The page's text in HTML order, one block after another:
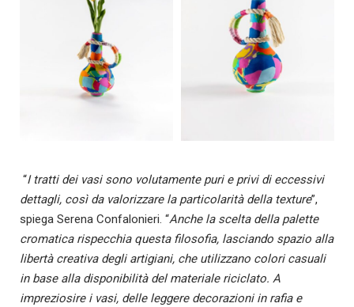
“I tratti dei vasi sono volutamente puri e privi di eccessivi
dettagli, così da valorizzare la particolarità della texture”,
spiega Serena Confalonieri. “Anche la scelta della palette
cromatica rispecchia questa filosofia, lasciando spazio alla
libertà creativa degli artigiani, che utilizzano colori casuali
in base alla disponibilità del materiale riciclato. A
impreziosire i vasi, delle leggere decorazioni in rafia e